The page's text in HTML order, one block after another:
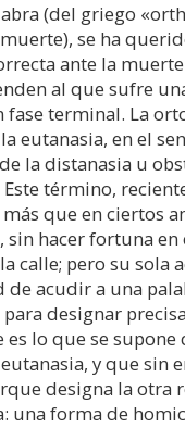
(del griego
se ha
ante la
al que sufre
fase terminal. La
eutanasia, en el
la distanasia u
término,
que en ciertos
sin hacer fortuna en
calle; pero su sola
de acudir a una
para designar
es lo que se
y que sin
designa la otra
una forma de